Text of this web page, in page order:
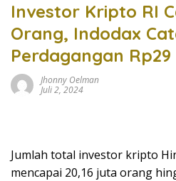
Investor Kripto RI
Orang, Indodax
Perdagangan Rp29
Jhonny Oelman
Juli 2, 2024
Jumlah total investor kripto
mencapai 20,16 juta orang